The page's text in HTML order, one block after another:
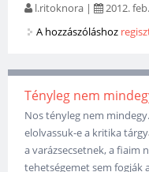
l.ritoknora | 2012.
A hozzászóláshoz
Tényleg nem
Nos tényleg nem
elolvassuk-e a kritika
a varázsecsetnek, a fiaim
tehetségemet sem fogják